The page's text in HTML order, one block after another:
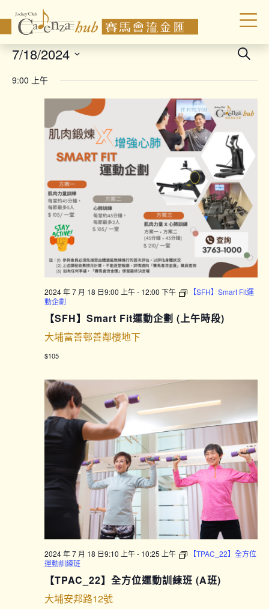
Search
7/18/2024
date.
9:00 上午
2024 年 7 月 18 日9:00 上午- 12:00 下午
【SFH】Smart Fit運
動企劃
【SFH】Smart Fit運動企劃 (上午時段)
大埔富善邨善鄰樓地下
$105
2024 年 7 月 18 日9:10 上午- 10:25 上午
【TPAC_22】全方位
運動訓練班
【TPAC_22】全方位運動訓練班 (A班)
大埔安邦路12號